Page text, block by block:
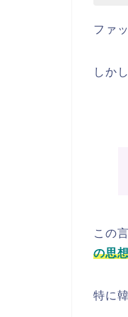
ファ
しか
この
の思
特に